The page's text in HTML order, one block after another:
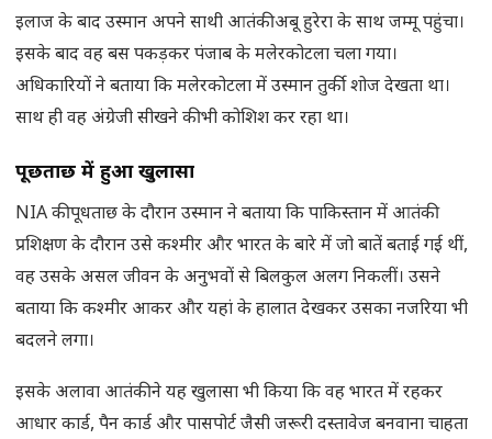
इलाज के बाद उस्मान अपने साथी आतंकी अबू हुरेरा के साथ जम्मू पहुंचा।
इसके बाद वह बस पकड़कर पंजाब के मलेरकोटला चला गया।
अधिकारियों ने बताया कि मलेरकोटला में उस्मान तुर्की शोज देखता था।
साथ ही वह अंग्रेजी सीखने की भी कोशिश कर रहा था।
पूछताछ में हुआ खुलासा
NIA की पूधताछ के दौरान उस्मान ने बताया कि पाकिस्तान में आतंकी
प्रशिक्षण के दौरान उसे कश्मीर और भारत के बारे में जो बातें बताई गई थीं,
वह उसके असल जीवन के अनुभवों से बिलकुल अलग निकलीं। उसने
बताया कि कश्मीर आकर और यहां के हालात देखकर उसका नजरिया भी
बदलने लगा।
इसके अलावा आतंकी ने यह खुलासा भी किया कि वह भारत में रहकर
आधार कार्ड, पैन कार्ड और पासपोर्ट जैसी जरूरी दस्तावेज बनवाना चाहता